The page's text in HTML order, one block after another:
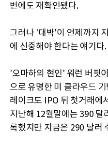
번에도 재확인됐다.
그러나 '대박'이 언제까지
에 신중해야 한다는 얘기다.
'오마하의 현인' 워런 버핏
으로 유명한 미 클라우드
레이크도 IPO 뒤 첫거래에
지난해 12월말에는 390 달
록했지만 지금은 290 달러